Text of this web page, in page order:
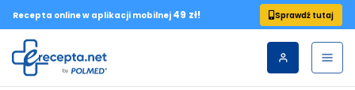
Recepta online w aplikacji mobilnej 49 zł! Sprawdź tutaj